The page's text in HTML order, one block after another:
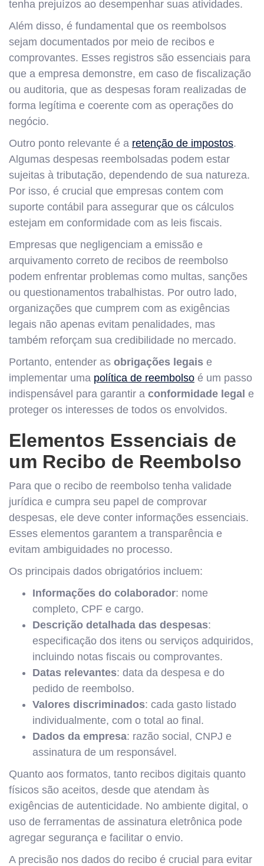
tenha prejuízos ao desempenhar suas atividades.
Além disso, é fundamental que os reembolsos
sejam documentados por meio de recibos e
comprovantes. Esses registros são essenciais para
que a empresa demonstre, em caso de fiscalização
ou auditoria, que as despesas foram realizadas de
forma legítima e coerente com as operações do
negócio.
Outro ponto relevante é a retenção de impostos.
Algumas despesas reembolsadas podem estar
sujeitas à tributação, dependendo de sua natureza.
Por isso, é crucial que empresas contem com
suporte contábil para assegurar que os cálculos
estejam em conformidade com as leis fiscais.
Empresas que negligenciam a emissão e
arquivamento correto de recibos de reembolso
podem enfrentar problemas como multas, sanções
ou questionamentos trabalhistas. Por outro lado,
organizações que cumprem com as exigências
legais não apenas evitam penalidades, mas
também reforçam sua credibilidade no mercado.
Portanto, entender as obrigações legais e
implementar uma política de reembolso é um passo
indispensável para garantir a conformidade legal e
proteger os interesses de todos os envolvidos.
Elementos Essenciais de
um Recibo de Reembolso
Para que o recibo de reembolso tenha validade
jurídica e cumpra seu papel de comprovar
despesas, ele deve conter informações essenciais.
Esses elementos garantem a transparência e
evitam ambiguidades no processo.
Os principais dados obrigatórios incluem:
Informações do colaborador: nome
completo, CPF e cargo.
Descrição detalhada das despesas:
especificação dos itens ou serviços adquiridos,
incluindo notas fiscais ou comprovantes.
Datas relevantes: data da despesa e do
pedido de reembolso.
Valores discriminados: cada gasto listado
individualmente, com o total ao final.
Dados da empresa: razão social, CNPJ e
assinatura de um responsável.
Quanto aos formatos, tanto recibos digitais quanto
físicos são aceitos, desde que atendam às
exigências de autenticidade. No ambiente digital, o
uso de ferramentas de assinatura eletrônica pode
agregar segurança e facilitar o envio.
A precisão nos dados do recibo é crucial para evitar